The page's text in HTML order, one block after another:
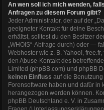
An wen soll ich mich wenden,
Anfragen zu diesem Forum gibt?
Jeder Administrator, der auf der
geeigneter Kontakt für deine
erhältst, solltest du den Besitzer
„WHOIS“-Abfrage durch) oder —
Webhoster wie z. B. Yahoo!,
den Abuse-Kontakt des
Limited (phpBB.com) und phpBB
keinen Einfluss auf die
Forensoftware haben und dafür in
herangezogen werden können.
phpBB Deutschland e. V. in